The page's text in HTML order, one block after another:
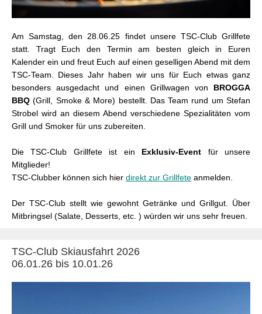
Am Samstag, den 28.06.25 findet unsere TSC-Club Grillfete
statt. Tragt Euch den Termin am besten gleich in Euren
Kalender ein und freut Euch auf einen geselligen Abend mit dem
TSC-Team. Dieses Jahr haben wir uns für Euch etwas ganz
besonders ausgedacht und einen Grillwagen von BROGGA
BBQ (Grill, Smoke & More) bestellt. Das Team rund um Stefan
Strobel wird an diesem Abend verschiedene Spezialitäten vom
Grill und Smoker für uns zubereiten.
Die TSC-Club Grillfete ist ein Exklusiv-Event für unsere
Mitglieder!
TSC-Clubber können sich hier direkt zur Grillfete anmelden.
Der TSC-Club stellt wie gewohnt Getränke und Grillgut. Über
Mitbringsel (Salate, Desserts, etc. ) würden wir uns sehr freuen.
TSC-Club Skiausfahrt 2026
06.01.26 bis 10.01.26